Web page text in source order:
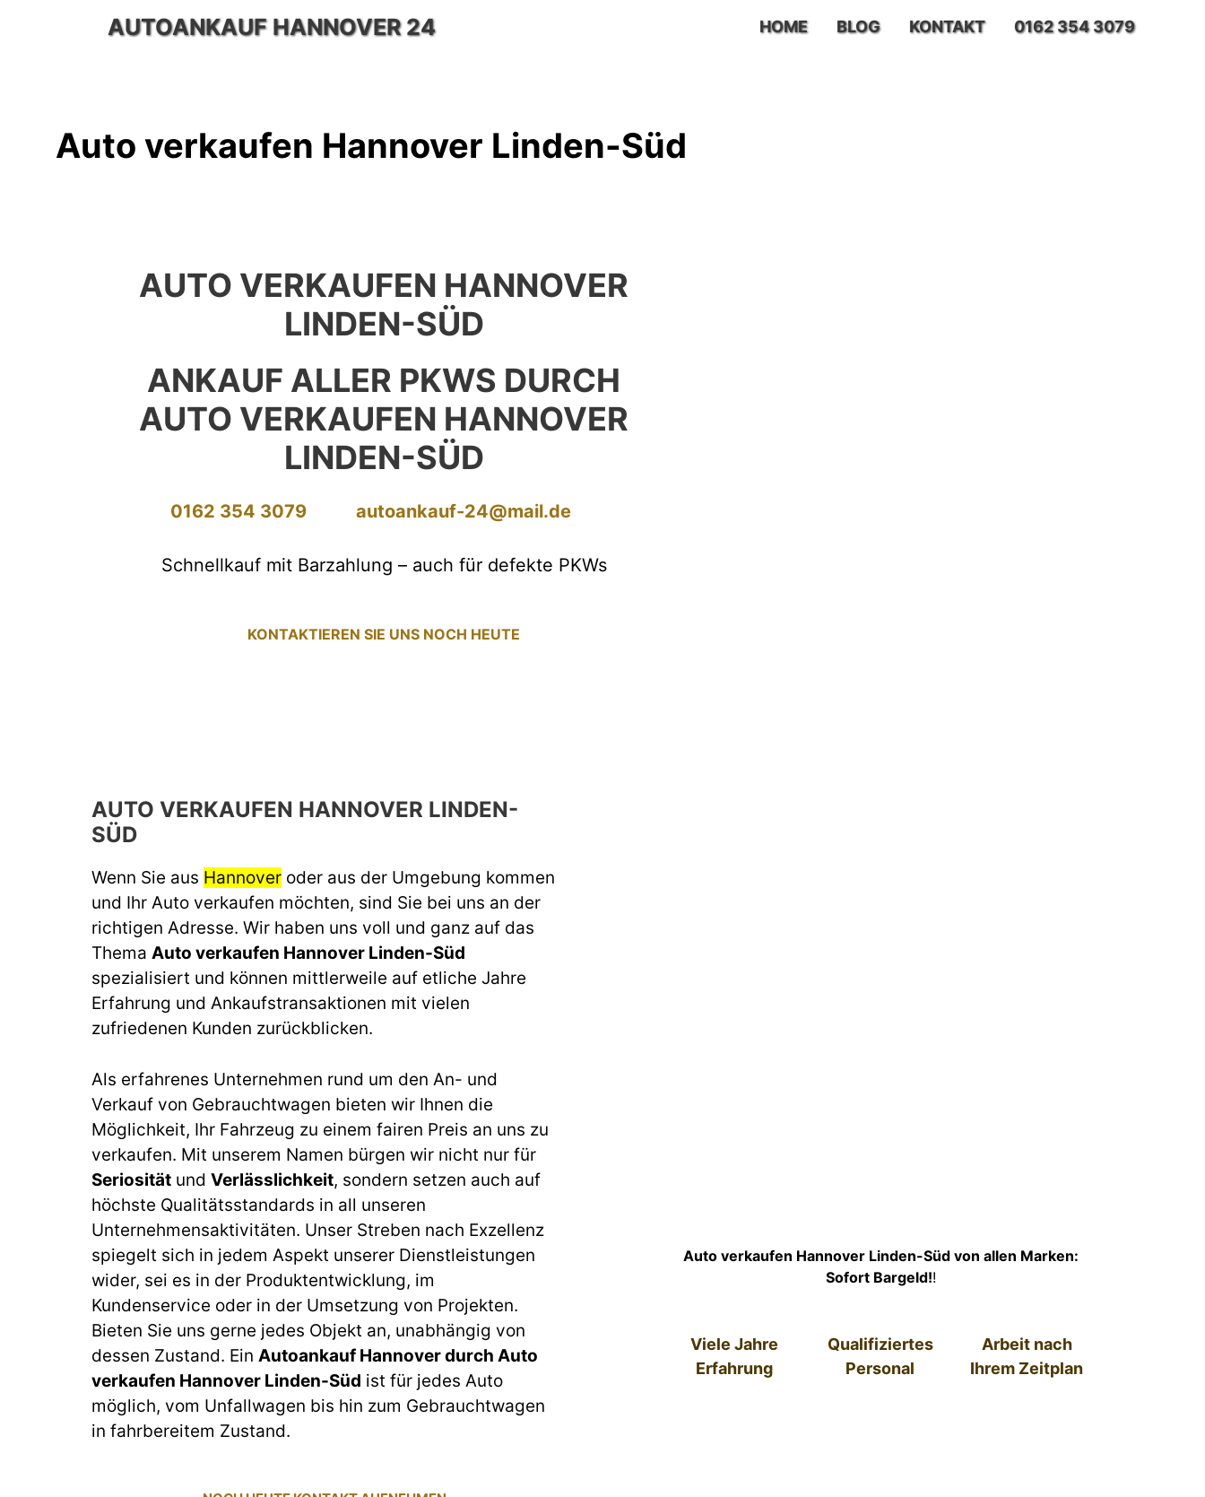
AUTOANKAUF HANNOVER 24 HOME BLOG KONTAKT 0162 354 3079
Auto verkaufen Hannover Linden-Süd
AUTO VERKAUFEN HANNOVER
LINDEN-SÜD
ANKAUF ALLER PKWS DURCH
AUTO VERKAUFEN HANNOVER
LINDEN-SÜD
0162 354 3079 autoankauf-24@mail.de
Schnellkauf mit Barzahlung – auch für defekte PKWs
KONTAKTIEREN SIE UNS NOCH HEUTE
AUTO VERKAUFEN HANNOVER LINDEN-
SÜD
Wenn Sie aus Hannover oder aus der Umgebung kommen
und Ihr Auto verkaufen möchten, sind Sie bei uns an der
richtigen Adresse. Wir haben uns voll und ganz auf das
Thema Auto verkaufen Hannover Linden-Süd
spezialisiert und können mittlerweile auf etliche Jahre
Erfahrung und Ankaufstransaktionen mit vielen
zufriedenen Kunden zurückblicken.
Als erfahrenes Unternehmen rund um den An- und
Verkauf von Gebrauchtwagen bieten wir Ihnen die
Möglichkeit, Ihr Fahrzeug zu einem fairen Preis an uns zu
verkaufen. Mit unserem Namen bürgen wir nicht nur für
Seriosität und Verlässlichkeit, sondern setzen auch auf
höchste Qualitätsstandards in all unseren
Unternehmensaktivitäten. Unser Streben nach Exzellenz
spiegelt sich in jedem Aspekt unserer Dienstleistungen
wider, sei es in der Produktentwicklung, im
Kundenservice oder in der Umsetzung von Projekten.
Bieten Sie uns gerne jedes Objekt an, unabhängig von
dessen Zustand. Ein Autoankauf Hannover durch Auto
verkaufen Hannover Linden-Süd ist für jedes Auto
möglich, vom Unfallwagen bis hin zum Gebrauchtwagen
in fahrbereitem Zustand.
Auto verkaufen Hannover Linden-Süd von allen Marken:
Sofort Bargeld!!
Viele Jahre
Erfahrung
Qualifiziertes
Personal
Arbeit nach
Ihrem Zeitplan